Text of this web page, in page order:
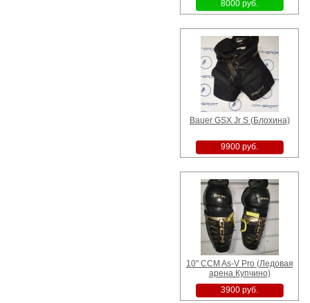
8000 руб.
Bauer GSX Jr S (Блохина)
9900 руб.
10" CCM As-V Pro (Ледовая
арена Купчино)
3900 руб.